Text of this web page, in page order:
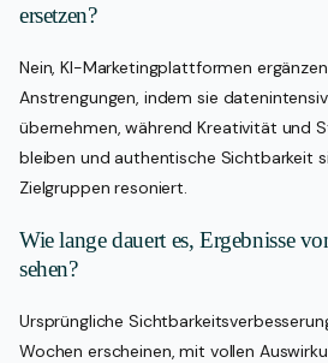
ersetzen?
Nein, KI-Marketingplattformen
Anstrengungen, indem sie
übernehmen, während Kreativität und
bleiben und authentische Sichtbarkeit
Zielgruppen resoniert.
Wie lange dauert es, Ergebnisse
sehen?
Ursprüngliche
Wochen erscheinen, mit vollen